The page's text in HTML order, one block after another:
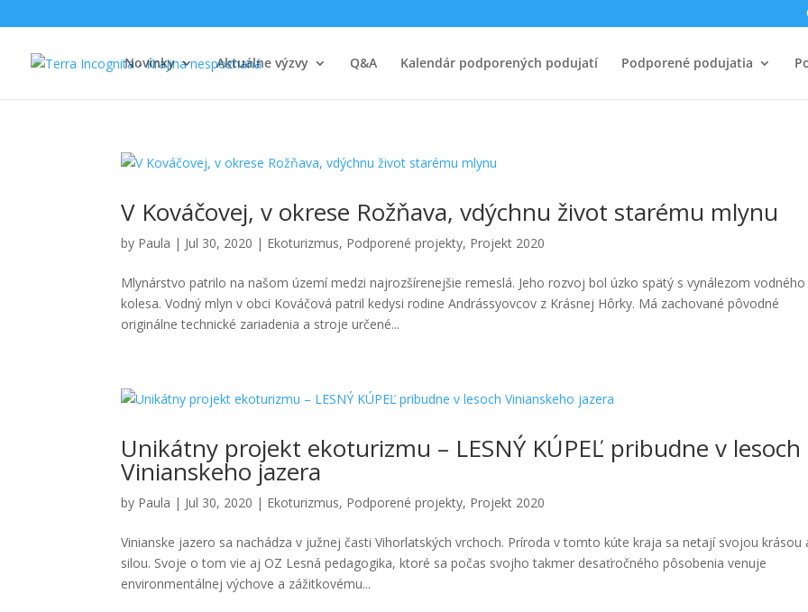
Novinky Aktuálne výzvy Q&A Kalendár podporených podujatí Podporené podujatia
V Kováčovej, v okrese Rožňava, vdýchnu život starému mlynu
by Paula | Jul 30, 2020 | Ekoturizmus, Podporené projekty, Projekt 2020
Mlynárstvo patrilo na našom území medzi najrozšírenejšie remeslá. Jeho rozvoj bol úzko spätý s vynálezom vodného
kolesa. Vodný mlyn v obci Kováčová patril kedysi rodine Andrássyovcov z Krásnej Hôrky. Má zachované pôvodné
originálne technické zariadenia a stroje určené...
Unikátny projekt ekoturizmu – LESNÝ KÚPEĽ pribudne v lesoch
Vinianskeho jazera
by Paula | Jul 30, 2020 | Ekoturizmus, Podporené projekty, Projekt 2020
Vinianske jazero sa nachádza v južnej časti Vihorlatských vrchoch. Príroda v tomto kúte kraja sa netají svojou krásou
silou. Svoje o tom vie aj OZ Lesná pedagogika, ktoré sa počas svojho takmer desaťročného pôsobenia venuje
environmentálnej výchove a zážitkovému...